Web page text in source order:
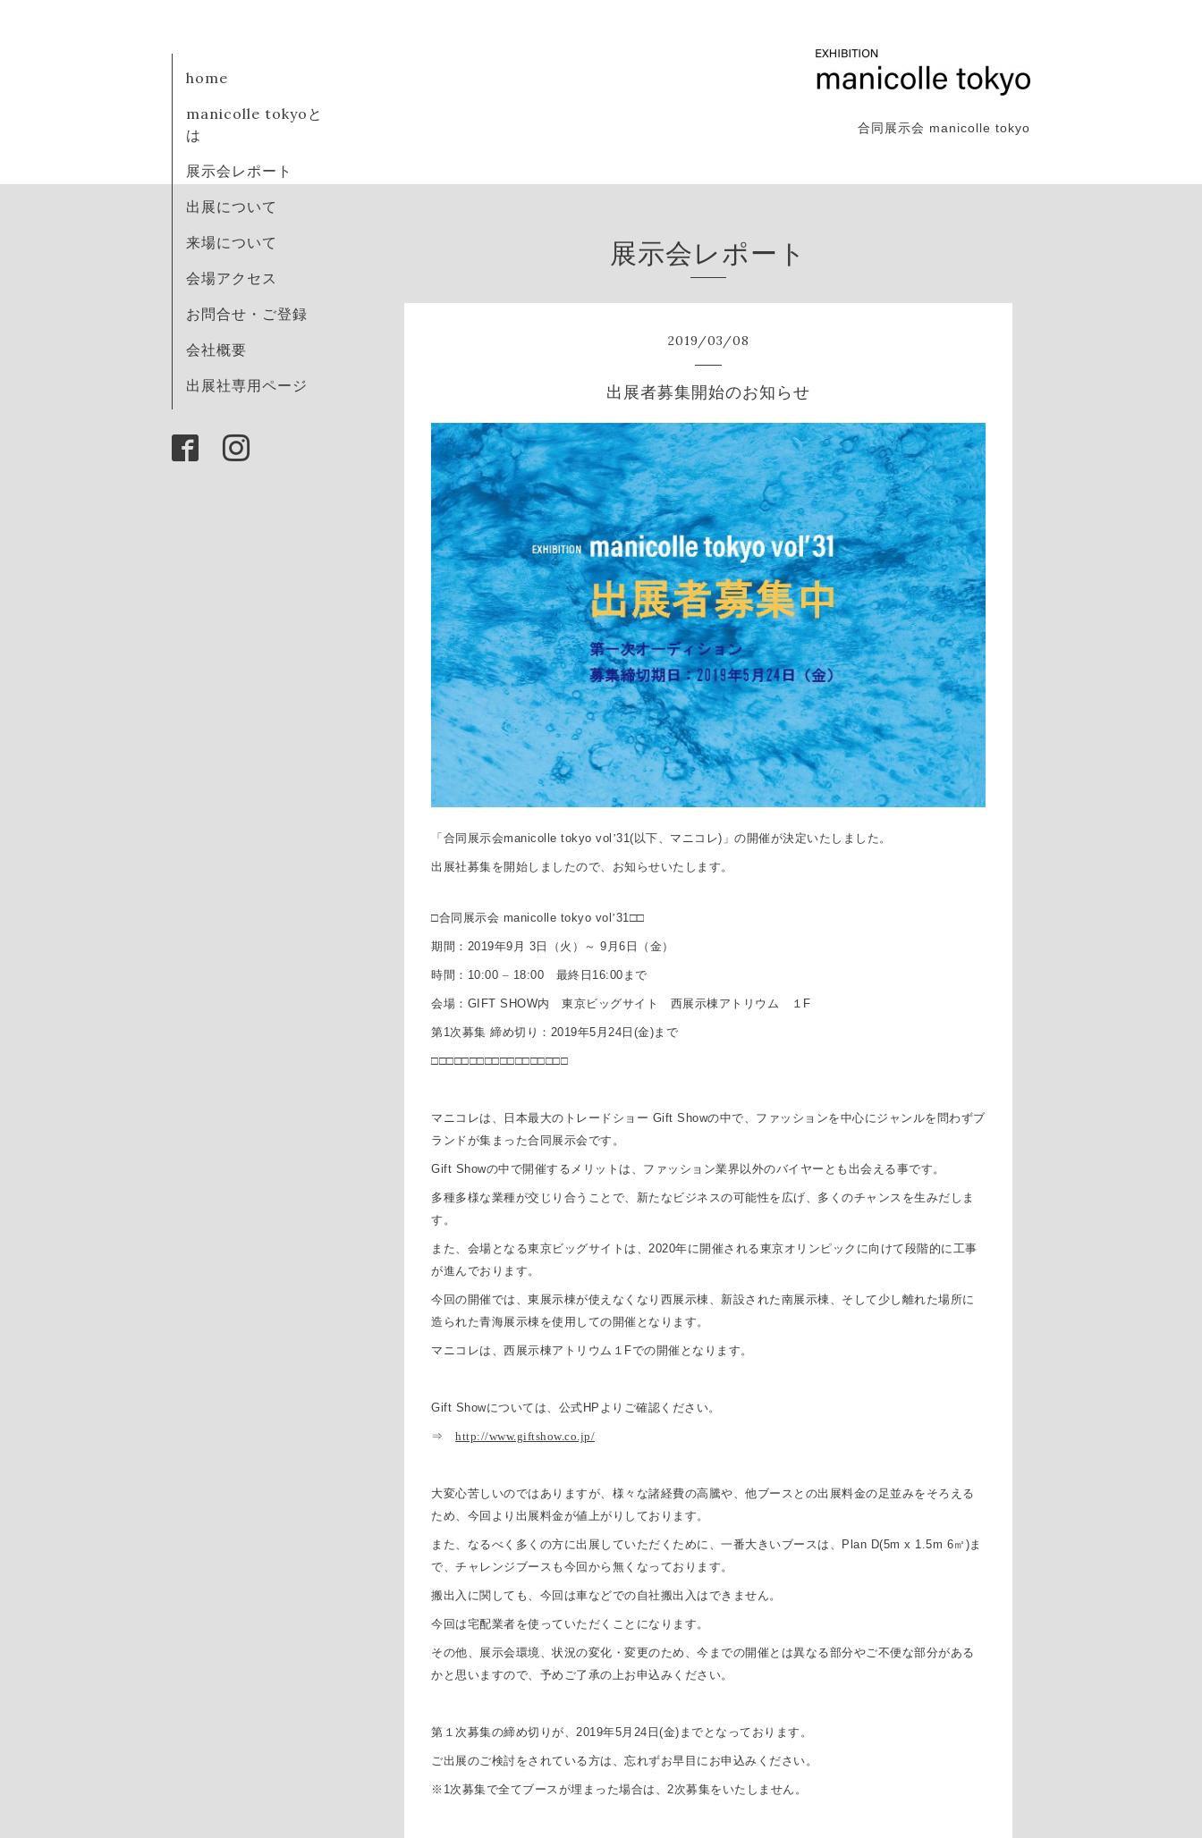
合同展示会 manicolle tokyo
home
manicolle tokyoと
は
展示会レポート
出展について
来場について
会場アクセス
お問合せ・ご登録
会社概要
出展社専用ページ
展示会レポート
2019/03/08
出展者募集開始のお知らせ
「合同展示会manicolle tokyo vol ’31(以下、マニコレ) 」の開催が決定いたしました。
出展社募集を開始しましたので、お知らせいたします。
□合同展示会 manicolle tokyo vol’31 □□
期間： 2019年9 月 3日（火）～ 9 月 6 日（金）
時間： 10:00 – 18:00 最終日 16:00 まで
会場： GIFT SHOW内 東京ビッグサイト 西展示棟アトリウム １ F
第1 次募集 締め切り： 2019年5 月 24日 (金) まで
□□□□□□□□□□□□□□□□□□
マニコレは、日本最大のトレードショー Gift Showの中で、ファッションを中心にジャンルを問わずブ
ランドが集まった合同展示会です。
Gift Showの中で開催するメリットは、ファッション業界以外のバイヤーとも出会える事です。
多種多様な業種が交じり合うことで、新たなビジネスの可能性を広げ、多くのチャンスを生みだしま
す。
また、会場となる東京ビッグサイトは、 2020年に開催される東京オリンピックに向けて段階的に工事
が進んでおります。
今回の開催では、東展示棟が使えなくなり西展示棟、新設された南展示棟、そして少し離れた場所に
造られた青海展示棟を使用しての開催となります。
マニコレは、西展示棟アトリウム１ Fでの開催となります。
Gift Showについては、公式HP よりご確認ください。
⇒ http://www.giftshow.co.jp/
大変心苦しいのではありますが、様々な諸経費の高騰や、他ブースとの出展料金の足並みをそろえる
ため、今回より出展料金が値上がりしております。
また、なるべく多くの方に出展していただくために、一番大きいブースは、 Plan D(5m x 1.5m 6㎡ ) ま
で、チャレンジブースも今回から無くなっております。
搬出入に関しても、今回は車などでの自社搬出入はできません。
今回は宅配業者を使っていただくことになります。
その他、展示会環境、状況の変化・変更のため、今までの開催とは異なる部分やご不便な部分がある
かと思いますので、予めご了承の上お申込みください。
第１次募集の締め切りが、 2019年5 月 24 日(金) までとなっております。
ご出展のご検討をされている方は、忘れずお早目にお申込みください。
※ 1 次募集で全てブースが埋まった場合は、 2次募集をいたしません。